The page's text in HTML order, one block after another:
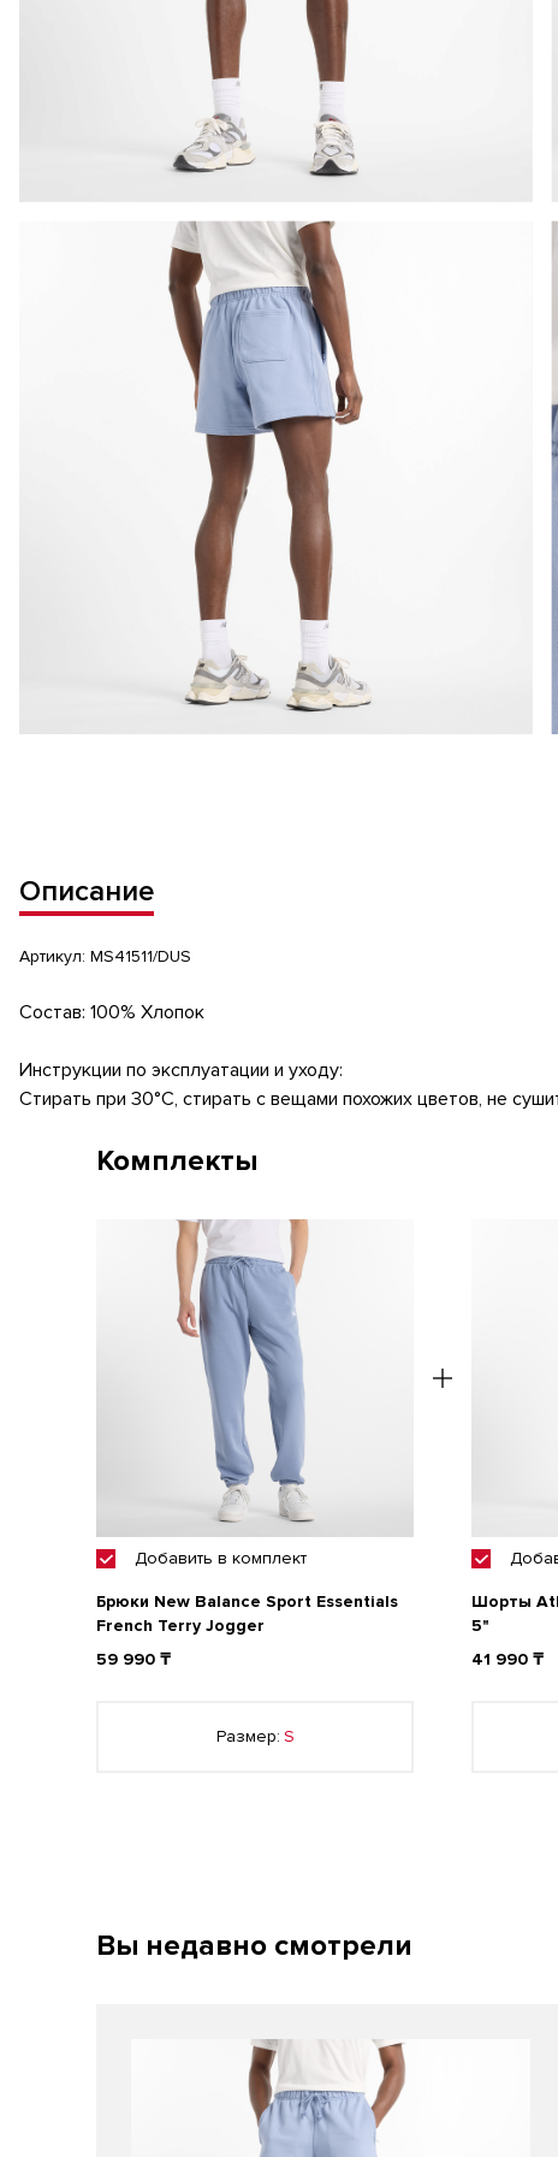
Описание
Артикул: MS41511/DUS
Состав: 100% Хлопок
Инструкции по эксплуатации и уходу:
Стирать при 30°C, стирать с вещами похожих цветов, не
Комплекты
Добавить в комплект
Брюки New Balance Sport Essentials
French Terry Jogger
59 990 ₸
Размер: S
Шорты
5"
41 990 ₸
Вы недавно смотрели